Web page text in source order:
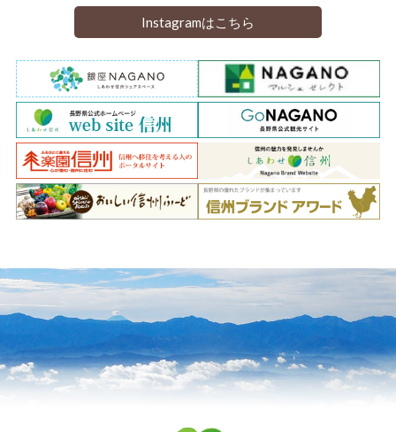
Instagramはこちら